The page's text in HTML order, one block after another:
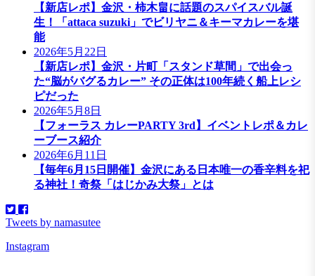
【新店レポ】金沢・柿木畠に話題のスパイスバル誕
生！「attaca suzuki」でビリヤニ＆キーマカレーを堪
能
2026年5月22日
【新店レポ】金沢・片町「スタンド草間」で出会っ
た“脳がバグるカレー” その正体は100年続く船上レシ
ピだった
2026年5月8日
【フォーラス カレーPARTY 3rd】イベントレポ＆カレ
ーブース紹介
2026年6月11日
【毎年6月15日開催】金沢にある日本唯一の香辛料を祀
る神社！奇祭「はじかみ大祭」とは
Tweets by namasutee
Instagram